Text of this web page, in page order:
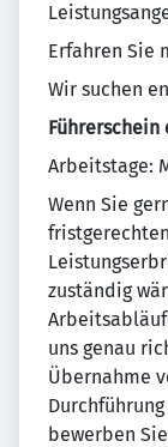
Erfahren Sie
Wir suchen
Arbeitstage:
Wenn Sie
zuständig
uns genau
Übernahme
bewerben